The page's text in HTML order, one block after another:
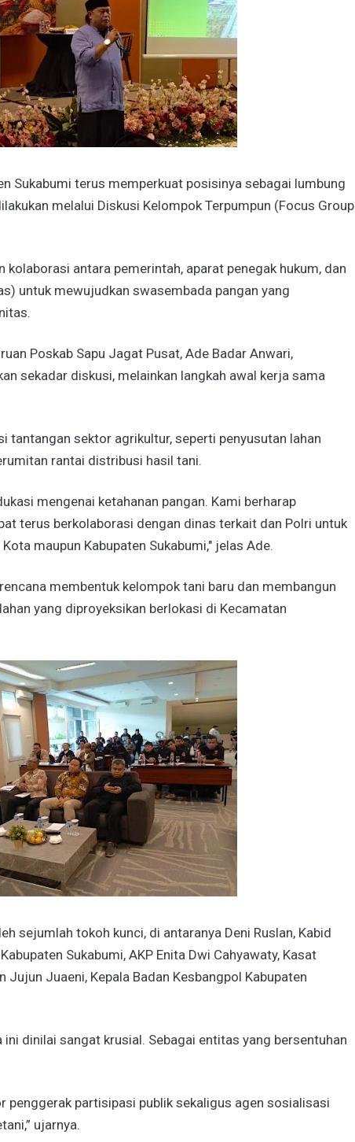
Sukabumi terus memperkuat posisinya sebagai lumbung
melalui ​Diskusi Kelompok Terpumpun (Focus Group
kolaborasi antara pemerintah, aparat penegak hukum, dan
untuk mewujudkan swasembada pangan yang
Poskab Sapu Jagat Pusat, Ade Badar Anwari,
sekadar diskusi, melainkan langkah awal kerja sama
tantangan sektor agrikultur, seperti penyusutan lahan
rantai distribusi hasil tani.
mengenai ketahanan pangan. Kami berharap
terus berkolaborasi dengan dinas terkait dan Polri untuk
maupun Kabupaten Sukabumi," jelas Ade.
membentuk kelompok tani baru dan membangun
yang diproyeksikan berlokasi di Kecamatan
sejumlah tokoh kunci, di antaranya ​Deni Ruslan, Kabid
Sukabumi, ​AKP Enita Dwi Cahyawaty, Kasat
​Jujun Juaeni, Kepala Badan Kesbangpol Kabupaten
dinilai sangat krusial. Sebagai entitas yang bersentuhan
penggerak partisipasi publik sekaligus agen sosialisasi
ujarnya.